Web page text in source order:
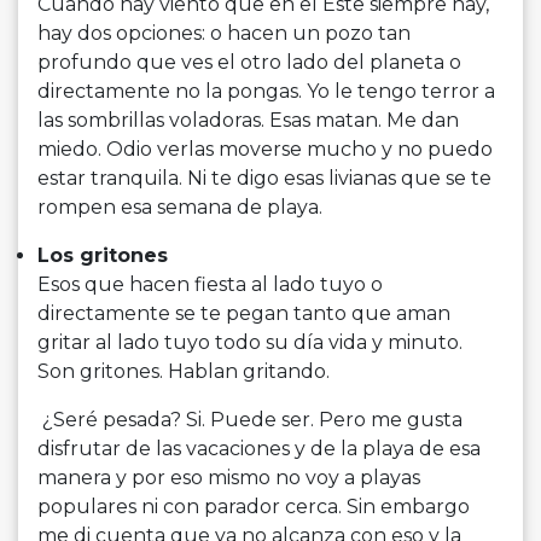
Cuando hay viento que en el Este siempre hay,
hay dos opciones: o hacen un pozo tan
profundo que ves el otro lado del planeta o
directamente no la pongas. Yo le tengo terror a
las sombrillas voladoras. Esas matan. Me dan
miedo. Odio verlas moverse mucho y no puedo
estar tranquila. Ni te digo esas livianas que se te
rompen esa semana de playa.
Los gritones
Esos que hacen fiesta al lado tuyo o
directamente se te pegan tanto que aman
gritar al lado tuyo todo su día vida y minuto.
Son gritones. Hablan gritando.
¿Seré pesada? Si. Puede ser. Pero me gusta
disfrutar de las vacaciones y de la playa de esa
manera y por eso mismo no voy a playas
populares ni con parador cerca. Sin embargo
me di cuenta que ya no alcanza con eso y la